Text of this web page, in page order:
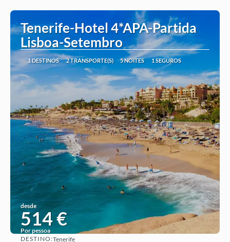
Tenerife-Hotel 4*APA-Partida
Lisboa-Setembro
1 DESTINOS 2 TRANSPORTE(S) 5 NOITES 1 SEGUROS
desde
514 €
Por pessoa
DESTINO:Tenerife